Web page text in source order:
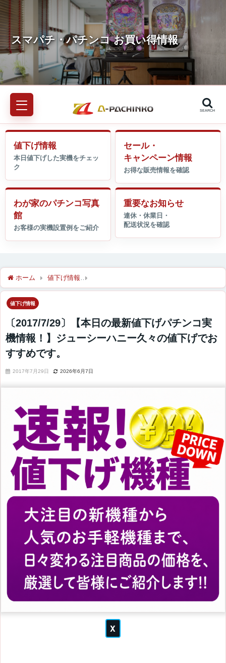
SEARCH
値下げ情報
セール・
キャンペーン情報
わが家のパチンコ写真
館
重要なお知らせ
ホーム 値下げ情報
値下げ情報
〔2017/7/29〕【本日の最新値下げパチンコ実
機情報！】ジューシーハニー久々の値下げでお
すすめです。
2017年7月29日 2026年6月7日